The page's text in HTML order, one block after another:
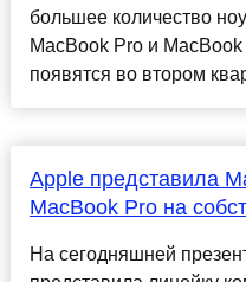
большее количество
MacBook Pro и
появятся во втором
Apple представила
MacBook Pro на
На сегодняшней